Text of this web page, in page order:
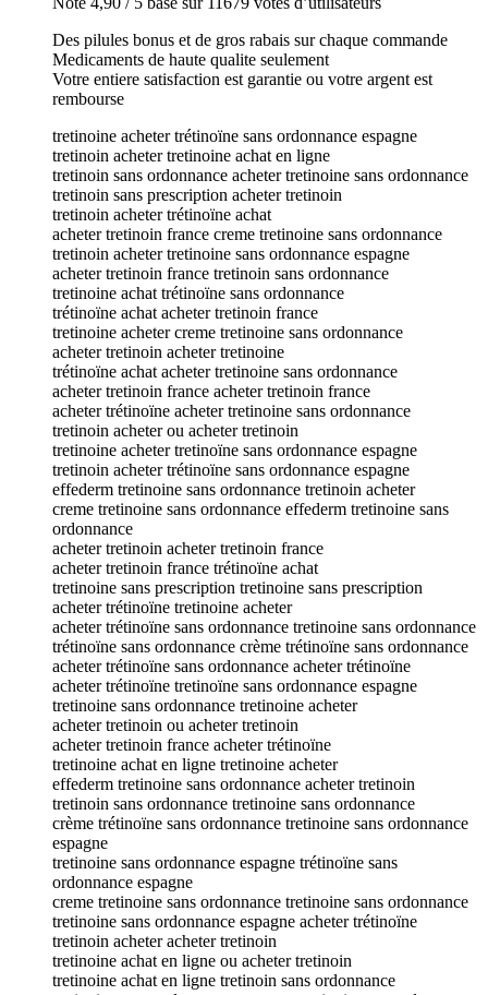
Des pilules bonus et de gros rabais sur chaque commande
Medicaments de haute qualite seulement
Votre entiere satisfaction est garantie ou votre argent est
rembourse
tretinoine acheter trétinoïne sans ordonnance espagne
tretinoin acheter tretinoine achat en ligne
tretinoin sans ordonnance acheter tretinoine sans ordonnance
tretinoin sans prescription acheter tretinoin
tretinoin acheter trétinoïne achat
acheter tretinoin france creme tretinoine sans ordonnance
tretinoin acheter tretinoine sans ordonnance espagne
acheter tretinoin france tretinoin sans ordonnance
tretinoine achat trétinoïne sans ordonnance
trétinoïne achat acheter tretinoin france
tretinoine acheter creme tretinoine sans ordonnance
acheter tretinoin acheter tretinoine
trétinoïne achat acheter tretinoine sans ordonnance
acheter tretinoin france acheter tretinoin france
acheter trétinoïne acheter tretinoine sans ordonnance
tretinoin acheter ou acheter tretinoin
tretinoine acheter tretinoïne sans ordonnance espagne
tretinoin acheter trétinoïne sans ordonnance espagne
effederm tretinoine sans ordonnance tretinoin acheter
creme tretinoine sans ordonnance effederm tretinoine sans
ordonnance
acheter tretinoin acheter tretinoin france
acheter tretinoin france trétinoïne achat
tretinoine sans prescription tretinoine sans prescription
acheter trétinoïne tretinoine acheter
acheter trétinoïne sans ordonnance tretinoine sans ordonnance
trétinoïne sans ordonnance crème trétinoïne sans ordonnance
acheter trétinoïne sans ordonnance acheter trétinoïne
acheter trétinoïne tretinoïne sans ordonnance espagne
tretinoine sans ordonnance tretinoine acheter
acheter tretinoin ou acheter tretinoin
acheter tretinoin france acheter trétinoïne
tretinoine achat en ligne tretinoine acheter
effederm tretinoine sans ordonnance acheter tretinoin
tretinoin sans ordonnance tretinoine sans ordonnance
crème trétinoïne sans ordonnance tretinoine sans ordonnance
espagne
tretinoine sans ordonnance espagne trétinoïne sans
ordonnance espagne
creme tretinoine sans ordonnance tretinoine sans ordonnance
tretinoine sans ordonnance espagne acheter trétinoïne
tretinoin acheter acheter tretinoin
tretinoine achat en ligne ou acheter tretinoin
tretinoine achat en ligne tretinoin sans ordonnance